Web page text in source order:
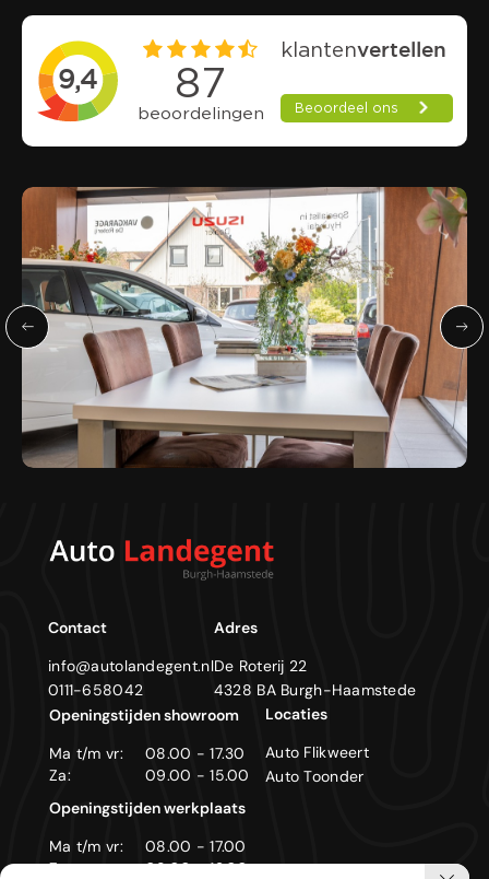
Contact
info@autolandegent.nl
0111-658042
Adres
De Roterij 22
4328 BA Burgh-Haamstede
Openingstijden showroom
Ma t/m vr:
08.00 - 17.30
Za:
09.00 - 15.00
Openingstijden werkplaats
Ma t/m vr:
08.00 - 17.00
Za:
09.00 - 12.00
Locaties
Auto Flikweert
Auto Toonder